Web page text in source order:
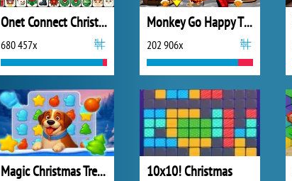
Onet Connect Christmas
680 457x
Monkey Go Happy Thanksgiving
202 906x
Magic Christmas Tree Match-3 10x10! Christmas